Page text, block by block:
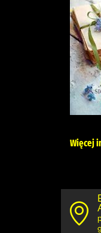
Więcej